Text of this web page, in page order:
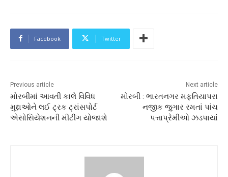
Facebook Twitter
Previous article
મોરબીમાં આવતી કાલે વિવિધ
મુદ્દાઓને લઈ ટ્રક ટ્રાંસપોર્ટ
એસોસિયેશનની મીટીંગ યોજાશે
Next article
મોરબી : ભારતનગર મફતિયાપરા
નજીક જુગાર રમતાં પાંચ
પત્તાપ્રેમીઓ ઝડપાયાં